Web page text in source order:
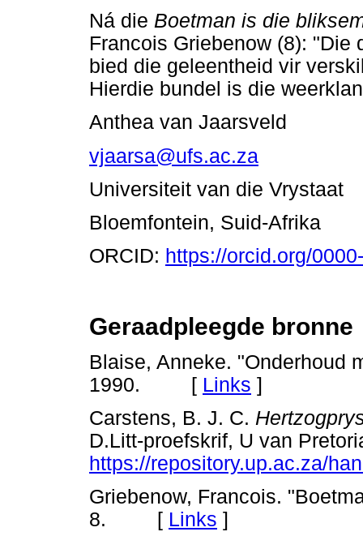
Ná die Boetman is die
Francois Griebenow (8): "Die
bied die geleentheid vir
Hierdie bundel is die
Anthea van Jaarsveld
vjaarsa@ufs.ac.za
Universiteit van die Vrystaat
Bloemfontein, Suid-Afrika
ORCID: https://orcid.org/
Geraadpleegde bronne
Blaise, Anneke. "Onderhoud
1990. [ Links ]
Carstens, B. J. C.
D.Litt-proefskrif, U van
https://repository.up.ac.za/
Griebenow, Francois.
8. [ Links ]